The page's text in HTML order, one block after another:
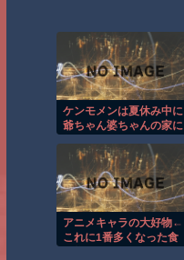
ケンモメンは夏休み中に
爺ちゃん婆ちゃんの家に
アニメキャラの大好物←
これに1番多くなった食